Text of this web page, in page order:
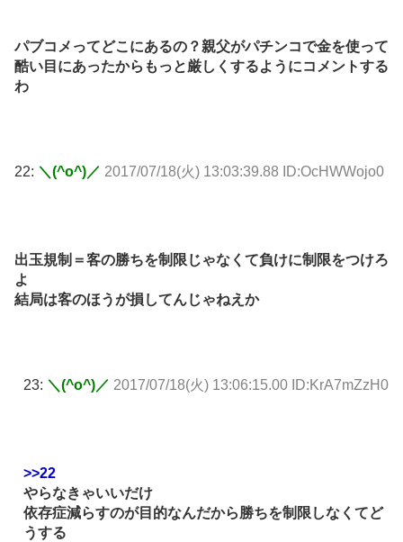
パブコメってどこにあるの？親父がパチンコで金を使って
酷い目にあったからもっと厳しくするようにコメントする
わ
22: ＼(^o^)／ 2017/07/18(火) 13:03:39.88 ID:OcHWWojo0
出玉規制＝客の勝ちを制限じゃなくて負けに制限をつけろ
よ
結局は客のほうが損してんじゃねえか
23: ＼(^o^)／ 2017/07/18(火) 13:06:15.00 ID:KrA7mZzH0
>>22
やらなきゃいいだけ
依存症減らすのが目的なんだから勝ちを制限しなくてど
うする